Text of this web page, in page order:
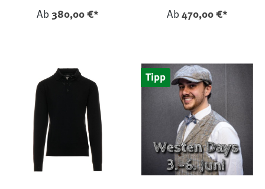
Kaschmir
Ab 380,00 €* Ab 470,00 €*
Tipp